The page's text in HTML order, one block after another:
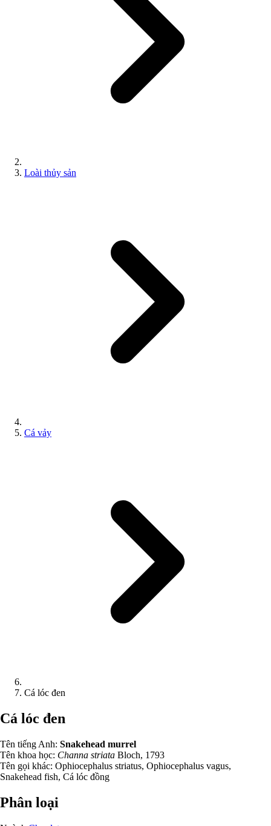
Loài thủy sản
Cá vảy
Cá lóc đen
Cá lóc đen
Tên tiếng Anh: Snakehead murrel
Tên khoa học: Channa striata Bloch, 1793
Tên gọi khác: Ophiocephalus striatus, Ophiocephalus vagus,
Snakehead fish, Cá lóc đồng
Phân loại